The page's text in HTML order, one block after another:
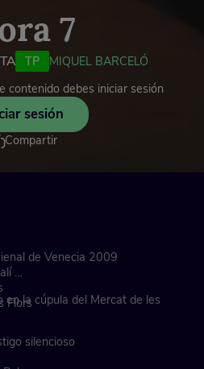
7
TP
MIQUEL BARCELÓ
contenido debes iniciar sesión
sesión
Compartir
de Venecia 2009
Flors
en la cúpula del Mercat de les
silencioso